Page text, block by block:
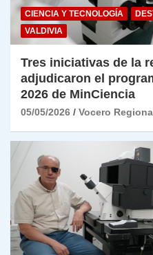
CIENCIA Y TECNOLOGÍA
VALDIVIA
Tres iniciativas de la
adjudicaron el
2026 de MinCiencia
05/05/2026 Vocero